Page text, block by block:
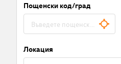
Пощенски код/град
Локация